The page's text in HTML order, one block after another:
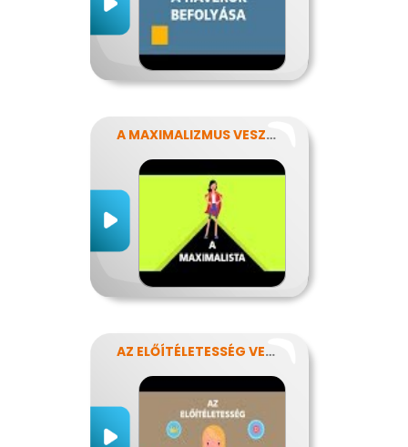
A MAXIMALIZMUS VESZÉLYEI
AZ ELŐÍTÉLETESSÉG VESZÉLYEI